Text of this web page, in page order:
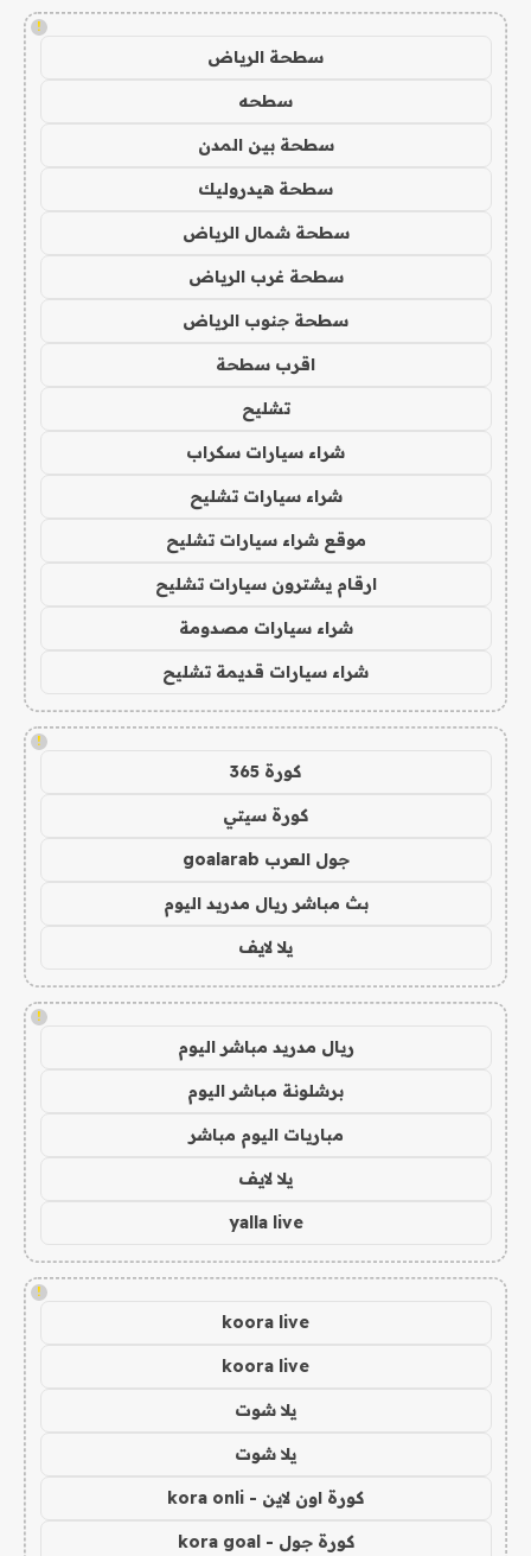
!
سطحة الرياض
سطحه
سطحة بين المدن
سطحة هيدروليك
سطحة شمال الرياض
سطحة غرب الرياض
سطحة جنوب الرياض
اقرب سطحة
تشليح
شراء سيارات سكراب
شراء سيارات تشليح
موقع شراء سيارات تشليح
ارقام يشترون سيارات تشليح
شراء سيارات مصدومة
شراء سيارات قديمة تشليح
!
كورة 365
كورة سيتي
جول العرب goalarab
بث مباشر ريال مدريد اليوم
يلا لايف
!
ريال مدريد مباشر اليوم
برشلونة مباشر اليوم
مباريات اليوم مباشر
يلا لايف
yalla live
!
koora live
koora live
يلا شوت
يلا شوت
كورة اون لاين - kora onli
كورة جول - kora goal